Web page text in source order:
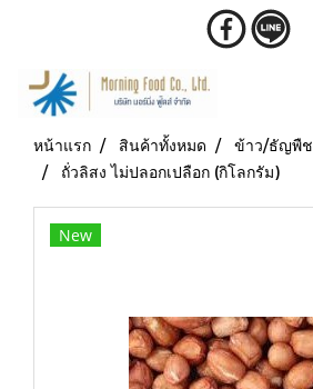
หน้าแรก สินค้าทั้งหมด
ข้าว/ธัญพืช
ถั่วลิสง ไม่ปลอกเปลือก (กิโลกรัม)
New